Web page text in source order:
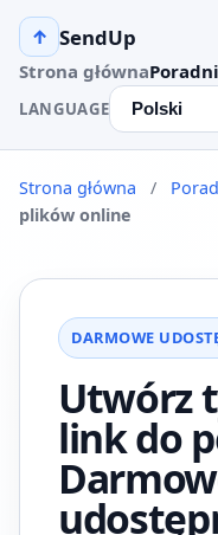
↑ SendUp
Strona główna
LANGUAGE
Strona główna /
plików online
DARMOWE
Utwórz
link do